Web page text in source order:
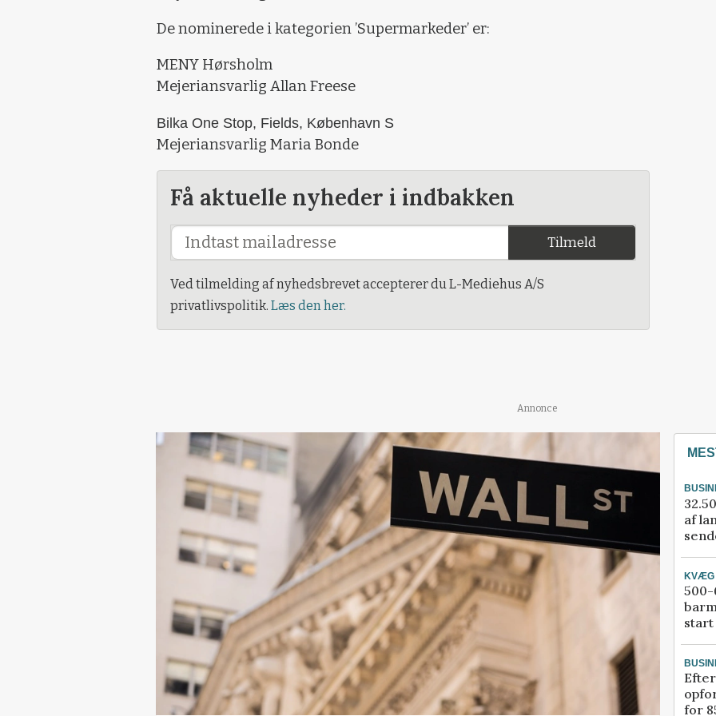
De nominerede i kategorien ’Supermarkeder’ er:
MENY Hørsholm
Mejeriansvarlig Allan Freese
Bilka One Stop, Fields, København S
Mejeriansvarlig Maria Bonde
Få aktuelle nyheder i indbakken
Tilmeld
Ved tilmelding af nyhedsbrevet accepterer du L-Mediehus A/S
privatlivspolitik. Læs den her.
Annonce
af
KVÆG
for